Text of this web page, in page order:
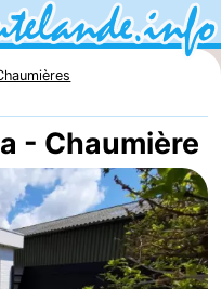
- Chaumière